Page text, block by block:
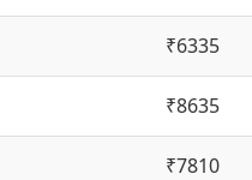
₹6335
₹8635
₹7810